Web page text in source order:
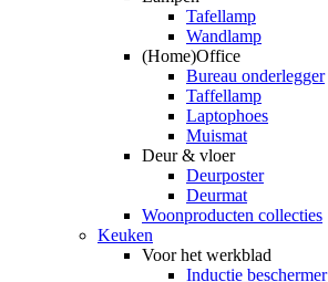
Tafellamp
Wandlamp
(Home)Office
Bureau onderlegger
Taffellamp
Laptophoes
Muismat
Deur & vloer
Deurposter
Deurmat
Woonproducten collecties
Keuken
Voor het werkblad
Inductie beschermer